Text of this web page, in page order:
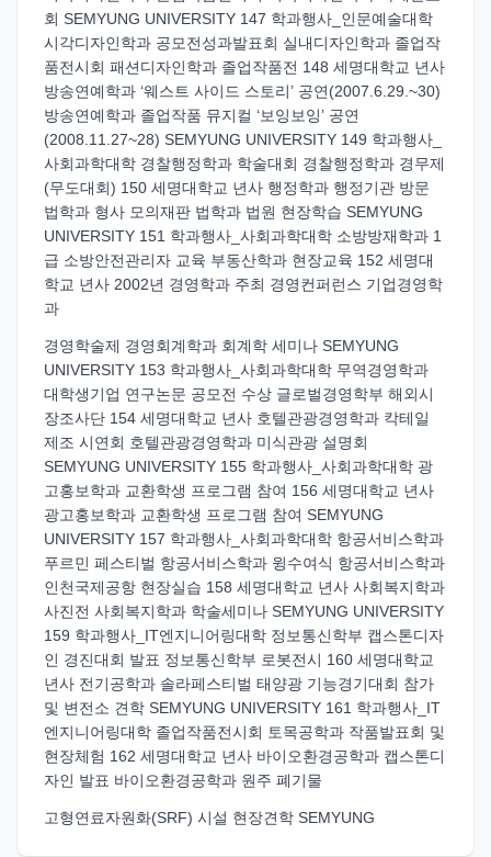
회 SEMYUNG UNIVERSITY 147 학과행사_인문예술대학
시각디자인학과 공모전성과발표회 실내디자인학과 졸업작
품전시회 패션디자인학과 졸업작품전 148 세명대학교 년사
방송연예학과 ‘웨스트 사이드 스토리’ 공연(2007.6.29.~30)
방송연예학과 졸업작품 뮤지컬 ‘보잉보잉’ 공연
(2008.11.27~28) SEMYUNG UNIVERSITY 149 학과행사_
사회과학대학 경찰행정학과 학술대회 경찰행정학과 경무제
(무도대회) 150 세명대학교 년사 행정학과 행정기관 방문
법학과 형사 모의재판 법학과 법원 현장학습 SEMYUNG
UNIVERSITY 151 학과행사_사회과학대학 소방방재학과 1
급 소방안전관리자 교육 부동산학과 현장교육 152 세명대
학교 년사 2002년 경영학과 주최 경영컨퍼런스 기업경영학
과
경영학술제 경영회계학과 회계학 세미나 SEMYUNG
UNIVERSITY 153 학과행사_사회과학대학 무역경영학과
대학생기업 연구논문 공모전 수상 글로벌경영학부 해외시
장조사단 154 세명대학교 년사 호텔관광경영학과 칵테일
제조 시연회 호텔관광경영학과 미식관광 설명회
SEMYUNG UNIVERSITY 155 학과행사_사회과학대학 광
고홍보학과 교환학생 프로그램 참여 156 세명대학교 년사
광고홍보학과 교환학생 프로그램 참여 SEMYUNG
UNIVERSITY 157 학과행사_사회과학대학 항공서비스학과
푸르민 페스티벌 항공서비스학과 윙수여식 항공서비스학과
인천국제공항 현장실습 158 세명대학교 년사 사회복지학과
사진전 사회복지학과 학술세미나 SEMYUNG UNIVERSITY
159 학과행사_IT엔지니어링대학 정보통신학부 캡스톤디자
인 경진대회 발표 정보통신학부 로봇전시 160 세명대학교
년사 전기공학과 솔라페스티벌 태양광 기능경기대회 참가
및 변전소 견학 SEMYUNG UNIVERSITY 161 학과행사_IT
엔지니어링대학 졸업작품전시회 토목공학과 작품발표회 및
현장체험 162 세명대학교 년사 바이오환경공학과 캡스톤디
자인 발표 바이오환경공학과 원주 폐기물
고형연료자원화(SRF) 시설 현장견학 SEMYUNG